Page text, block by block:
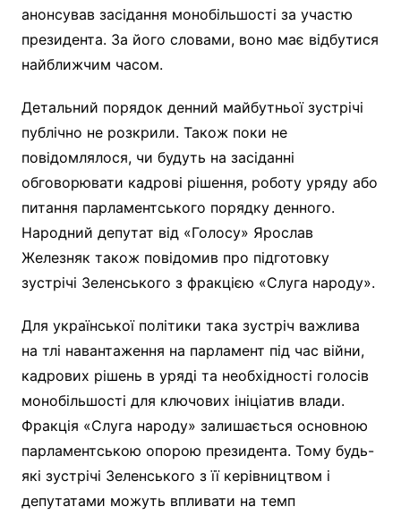
анонсував засідання монобільшості за участю
президента. За його словами, воно має відбутися
найближчим часом.
Детальний порядок денний майбутньої зустрічі
публічно не розкрили. Також поки не
повідомлялося, чи будуть на засіданні
обговорювати кадрові рішення, роботу уряду або
питання парламентського порядку денного.
Народний депутат від «Голосу» Ярослав
Железняк також повідомив про підготовку
зустрічі Зеленського з фракцією «Слуга народу».
Для української політики така зустріч важлива
на тлі навантаження на парламент під час війни,
кадрових рішень в уряді та необхідності голосів
монобільшості для ключових ініціатив влади.
Фракція «Слуга народу» залишається основною
парламентською опорою президента. Тому будь-
які зустрічі Зеленського з її керівництвом і
депутатами можуть впливати на темп